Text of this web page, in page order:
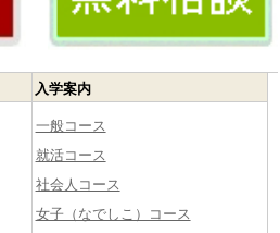
入学案内
一般コース
就活コース
社会人コース
女子（なでしこ）コース